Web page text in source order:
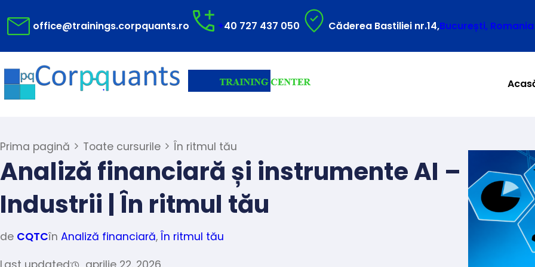
office@trainings.corpquants.ro +40 727 437 050 Căderea Bastiliei nr.14,București, Romania
Prima pagină Toate cursurile În ritmul tău
Analiză financiară și instrumente AI –
Industrii | În ritmul tău
de CQTCîn Analiză financiară, În ritmul tău